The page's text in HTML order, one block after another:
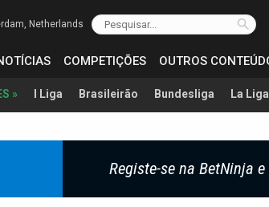
, Netherlands
COMPETIÇÕES OUTROS
» I Liga Brasileirão Bundesliga La Liga
Registe-se na BetNinja